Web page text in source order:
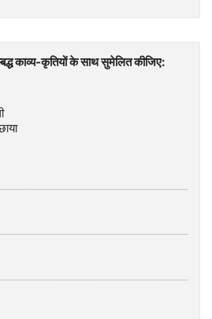
काव्य-कृतियों के साथ सुमेलित कीजिए: